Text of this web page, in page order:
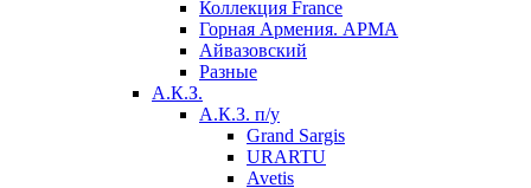
Коллекция France
Горная Армения. АРМА
Айвазовский
Разные
А.К.З.
А.К.З. п/у
Grand Sargis
URARTU
Avetis